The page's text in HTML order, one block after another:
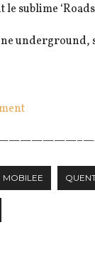
sublime
MOBILEE